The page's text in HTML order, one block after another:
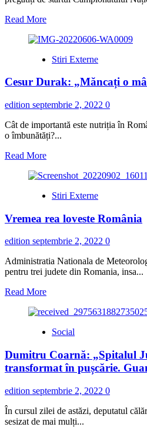
Read MoreRead
about
19
Onofrei:
sigur
vom
avea
Stiri Externe
Cesur Durak: „Măncați o
edition septembrie 2, 2022 0
Cât de importantă este nutriția în
o îmbunătăți?...
Read MoreRead
about
Durak:
o
echilibrată”
Stiri Externe
Vremea rea loveste România
edition septembrie 2, 2022 0
Administratia Nationala de
pentru trei judete din Romania, insa...
Read MoreRead
about
rea
România
Social
Dumitru Coarnă: „Spitalul
transformat în pușcărie.
edition septembrie 2, 2022 0
În cursul zilei de astăzi, deputatul
sesizat de mai mulți...